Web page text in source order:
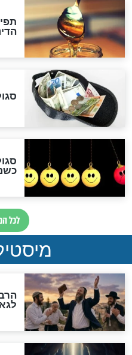
"מודה
לכל המאמרים
אחרית
האם
מה יהיה
"לפני